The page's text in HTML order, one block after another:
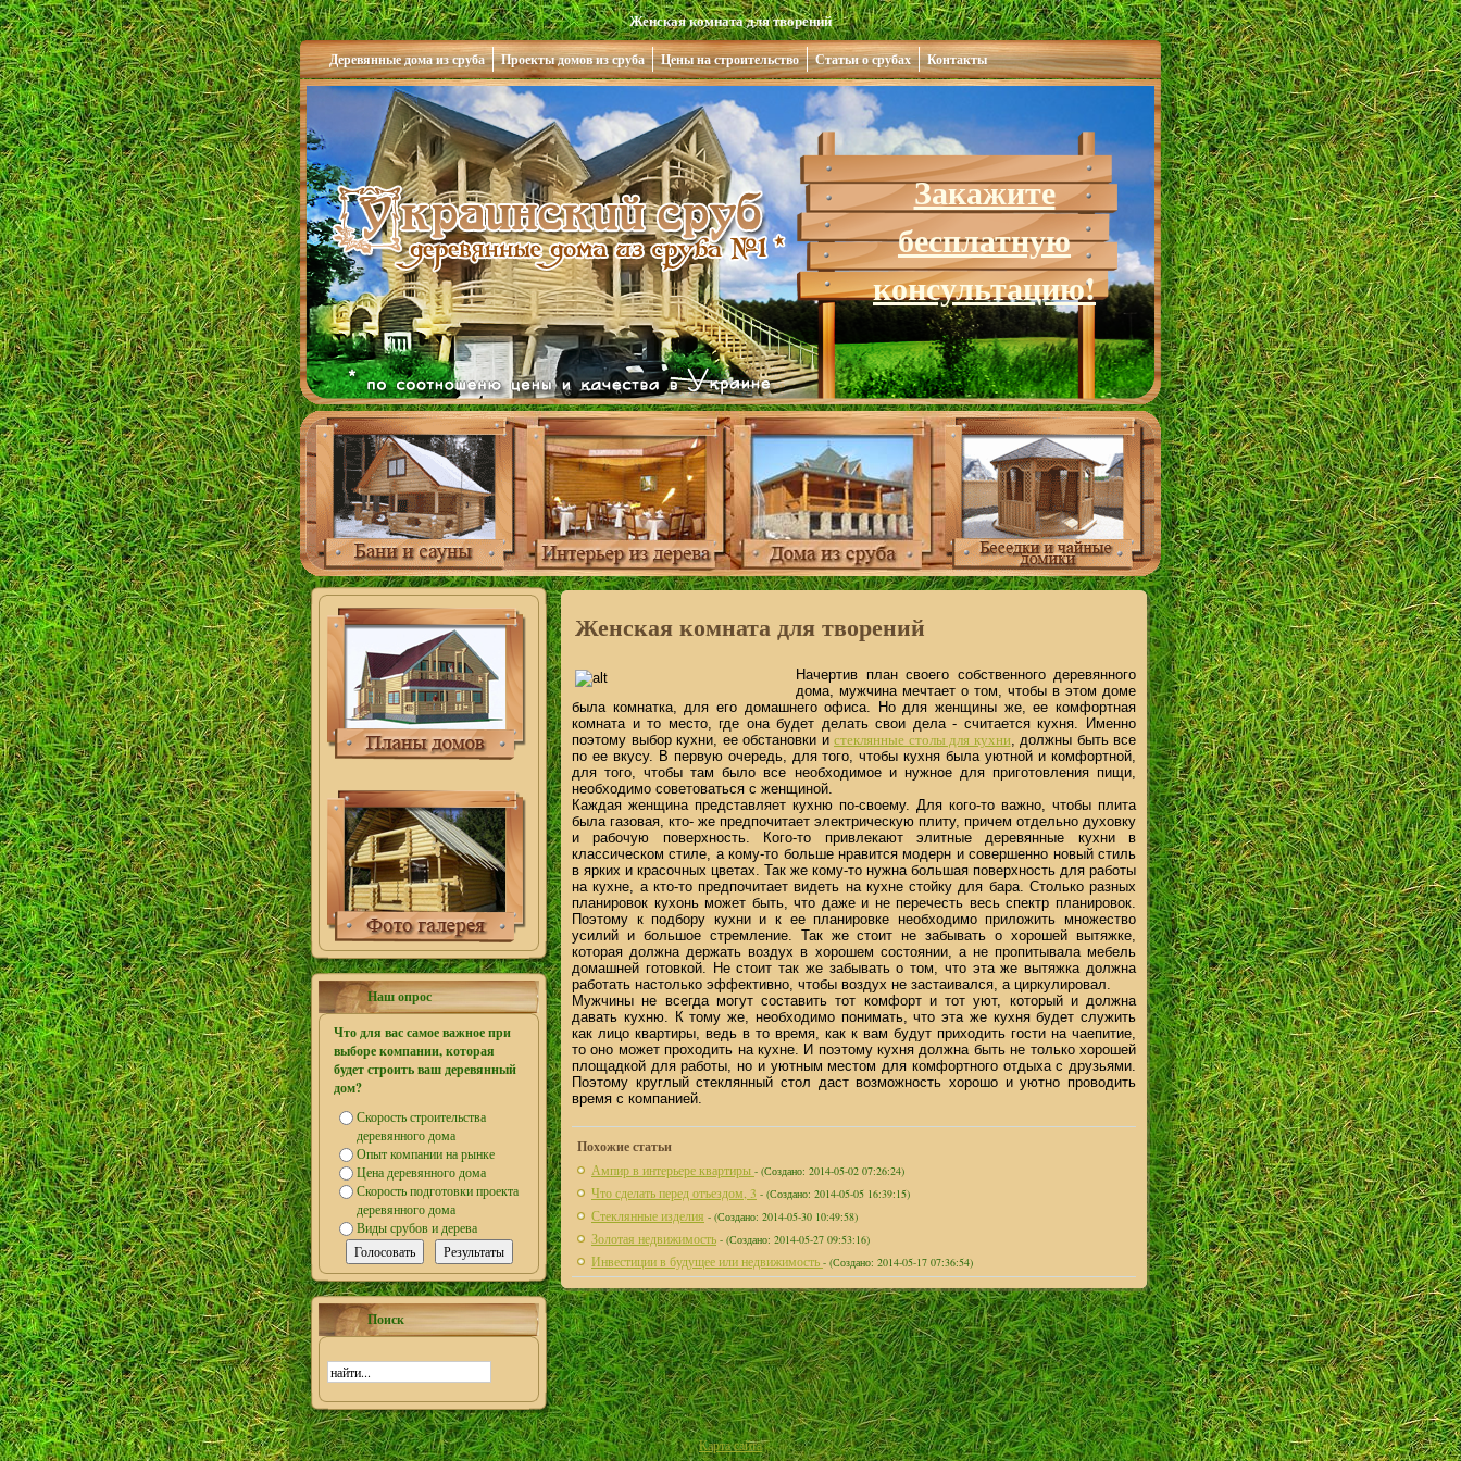
Женская комната для творений
Деревянные дома из сруба Проекты домов из сруба Цены на строительство Статьи о срубах Контакты
Закажите
бесплатную
консультацию!
Наш опрос
Что для вас самое важное при
выборе компании, которая
будет строить ваш деревянный
дом?
Скорость строительства
деревянного дома
Опыт компании на рынке
Цена деревянного дома
Скорость подготовки проекта
деревянного дома
Виды срубов и дерева
Поиск
Женская комната для творений
Начертив план своего собственного деревянного
дома, мужчина мечтает о том, чтобы в этом доме
была комнатка, для его домашнего офиса. Но для женщины же, ее комфортная
комната и то место, где она будет делать свои дела - считается кухня. Именно
поэтому выбор кухни, ее обстановки и стеклянные столы для кухни, должны быть все
по ее вкусу. В первую очередь, для того, чтобы кухня была уютной и комфортной,
для того, чтобы там было все необходимое и нужное для приготовления пищи,
необходимо советоваться с женщиной.
Каждая женщина представляет кухню по-своему. Для кого-то важно, чтобы плита
была газовая, кто- же предпочитает электрическую плиту, причем отдельно духовку
и рабочую поверхность. Кого-то привлекают элитные деревянные кухни в
классическом стиле, а кому-то больше нравится модерн и совершенно новый стиль
в ярких и красочных цветах. Так же кому-то нужна большая поверхность для работы
на кухне, а кто-то предпочитает видеть на кухне стойку для бара. Столько разных
планировок кухонь может быть, что даже и не перечесть весь спектр планировок.
Поэтому к подбору кухни и к ее планировке необходимо приложить множество
усилий и большое стремление. Так же стоит не забывать о хорошей вытяжке,
которая должна держать воздух в хорошем состоянии, а не пропитывала мебель
домашней готовкой. Не стоит так же забывать о том, что эта же вытяжка должна
работать настолько эффективно, чтобы воздух не застаивался, а циркулировал.
Мужчины не всегда могут составить тот комфорт и тот уют, который и должна
давать кухню. К тому же, необходимо понимать, что эта же кухня будет служить
как лицо квартиры, ведь в то время, как к вам будут приходить гости на чаепитие,
то оно может проходить на кухне. И поэтому кухня должна быть не только хорошей
площадкой для работы, но и уютным местом для комфортного отдыха с друзьями.
Поэтому круглый стеклянный стол даст возможность хорошо и уютно проводить
время с компанией.
Похожие статьи
Ампир в интерьере квартиры - (Создано: 2014-05-02 07:26:24)
Что сделать перед отъездом, 3 - (Создано: 2014-05-05 16:39:15)
Стеклянные изделия - (Создано: 2014-05-30 10:49:58)
Золотая недвижимость - (Создано: 2014-05-27 09:53:16)
Инвестиции в будущее или недвижимость - (Создано: 2014-05-17 07:36:54)
Карта сайта